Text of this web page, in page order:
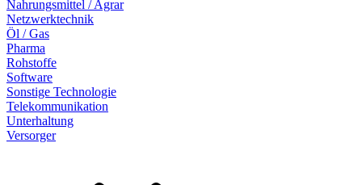
Nahrungsmittel / Agrar
Netzwerktechnik
Öl / Gas
Pharma
Rohstoffe
Software
Sonstige Technologie
Telekommunikation
Unterhaltung
Versorger